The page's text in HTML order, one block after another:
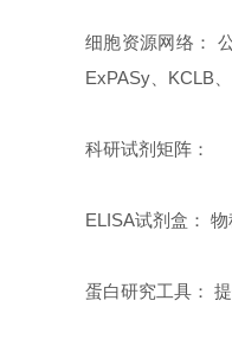
细胞资源网络：
ExPASy、KCLB
科研试剂矩阵：
ELISA试剂盒：
蛋白研究工具：